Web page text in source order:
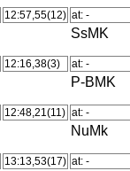
12:57,55(12) at: -
SsMK
12:16,38(3) at: -
P-BMK
12:48,21(11) at: -
NuMk
13:13,53(17) at: -